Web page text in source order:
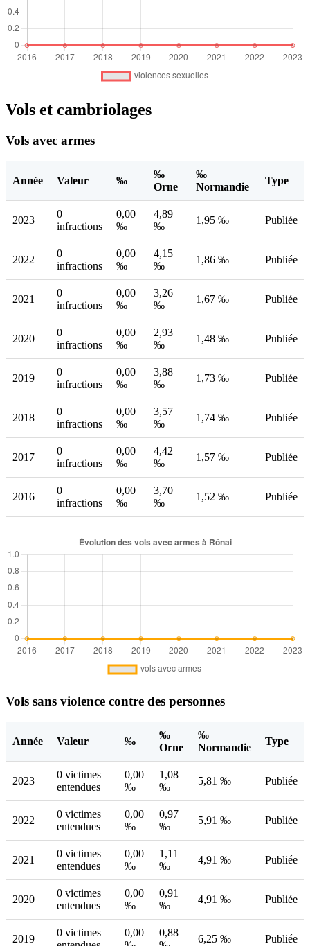
Vols et cambriolages
Vols avec armes
Année Valeur ‰
‰
Orne
‰
Normandie
Type
2023
0
infractions
0,00
‰
4,89
‰
1,95 ‰ Publiée
2022
0
infractions
0,00
‰
4,15
‰
1,86 ‰ Publiée
2021
0
infractions
0,00
‰
3,26
‰
1,67 ‰ Publiée
2020
0
infractions
0,00
‰
2,93
‰
1,48 ‰ Publiée
2019
0
infractions
0,00
‰
3,88
‰
1,73 ‰ Publiée
2018
0
infractions
0,00
‰
3,57
‰
1,74 ‰ Publiée
2017
0
infractions
0,00
‰
4,42
‰
1,57 ‰ Publiée
2016
0
infractions
0,00
‰
3,70
‰
1,52 ‰ Publiée
Vols sans violence contre des personnes
Année Valeur ‰
‰
Orne
‰
Normandie
Type
2023
0 victimes
entendues
0,00
‰
1,08
‰
5,81 ‰ Publiée
2022
0 victimes
entendues
0,00
‰
0,97
‰
5,91 ‰ Publiée
2021
0 victimes
entendues
0,00
‰
1,11
‰
4,91 ‰ Publiée
2020
0 victimes
entendues
0,00
‰
0,91
‰
4,91 ‰ Publiée
2019
0 victimes
0,00
0,88
6,25 ‰ Publiée